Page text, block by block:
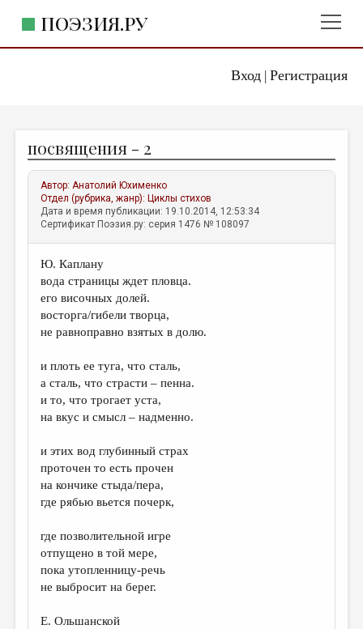
Вход| Регистрация
ПОЭЗИЯ.РУ
ЖАНРЫ
АВТОРЫ
КОММЕНТАРИИ
ЛИТСАЛОН
НОВОСТИ
ПРАВИЛА САЙТА
ОТДЕЛЫ И РУБРИКИ
ДАЙДЖЕСТ
ПРОИЗВЕДЕНИЯ
КОНКУРСЫ
ДЕТСКАЯ КОМНАТА
ОБЗОР ЛИТЕРАТУРЫ
СТРАНИЦЫ ПАМЯТИ
ОБЪЯВЛЕНИЯ
посвящения - 2
Автор:Анатолий Юхименко
Отдел (рубрика, жанр): Циклы стихов
Дата и время публикации: 19.10.2014, 12:53:34
Сертификат Поэзия.ру: серия 1476 № 108097
Ю. Каплану
вода страницы ждет пловца.
его височных долей.
восторга/гибели творца,
не равноправно взятых в долю.
и плоть ее туга, что сталь,
а сталь, что страсти – пенна.
и то, что трогает уста,
на вкус и смысл – надменно.
и этих вод глубинный страх
проточен то есть прочен
на кончике стыда/пера,
где рябью вьется почерк,
где позволительной игре
отпущено в той мере,
пока утопленницу-речь
не выбросит на берег.
Е. Ольшанской